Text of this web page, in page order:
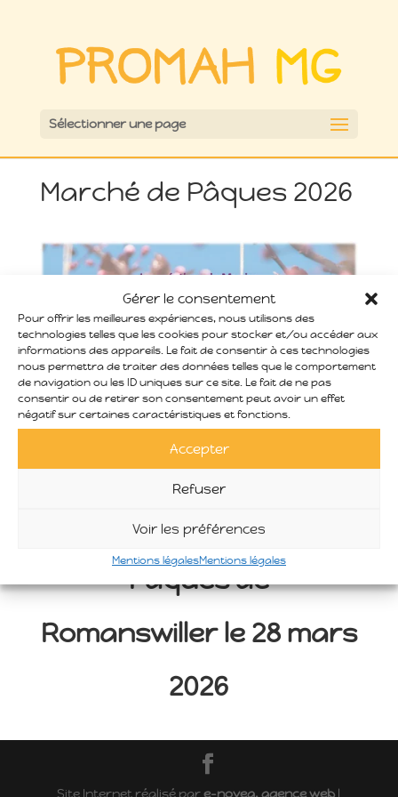
Gérer le consentement
Pour offrir les meilleures expériences, nous utilisons des
technologies telles que les cookies pour stocker et/ou accéder aux
informations des appareils. Le fait de consentir à ces technologies
nous permettra de traiter des données telles que le comportement
de navigation ou les ID uniques sur ce site. Le fait de ne pas
consentir ou de retirer son consentement peut avoir un effet
négatif sur certaines caractéristiques et fonctions.
Accepter
Refuser
Voir les préférences
Mentions légalesMentions légales
Sélectionner une page
Marché de Pâques 2026
Les Créations de
Monica au Marché de
Pâques de
Romanswiller le 28 mars
2026